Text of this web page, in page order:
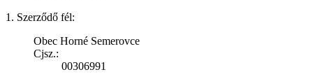
1. Szerződő fél:
Obec Horné Semerovce
Cjsz.:
00306991